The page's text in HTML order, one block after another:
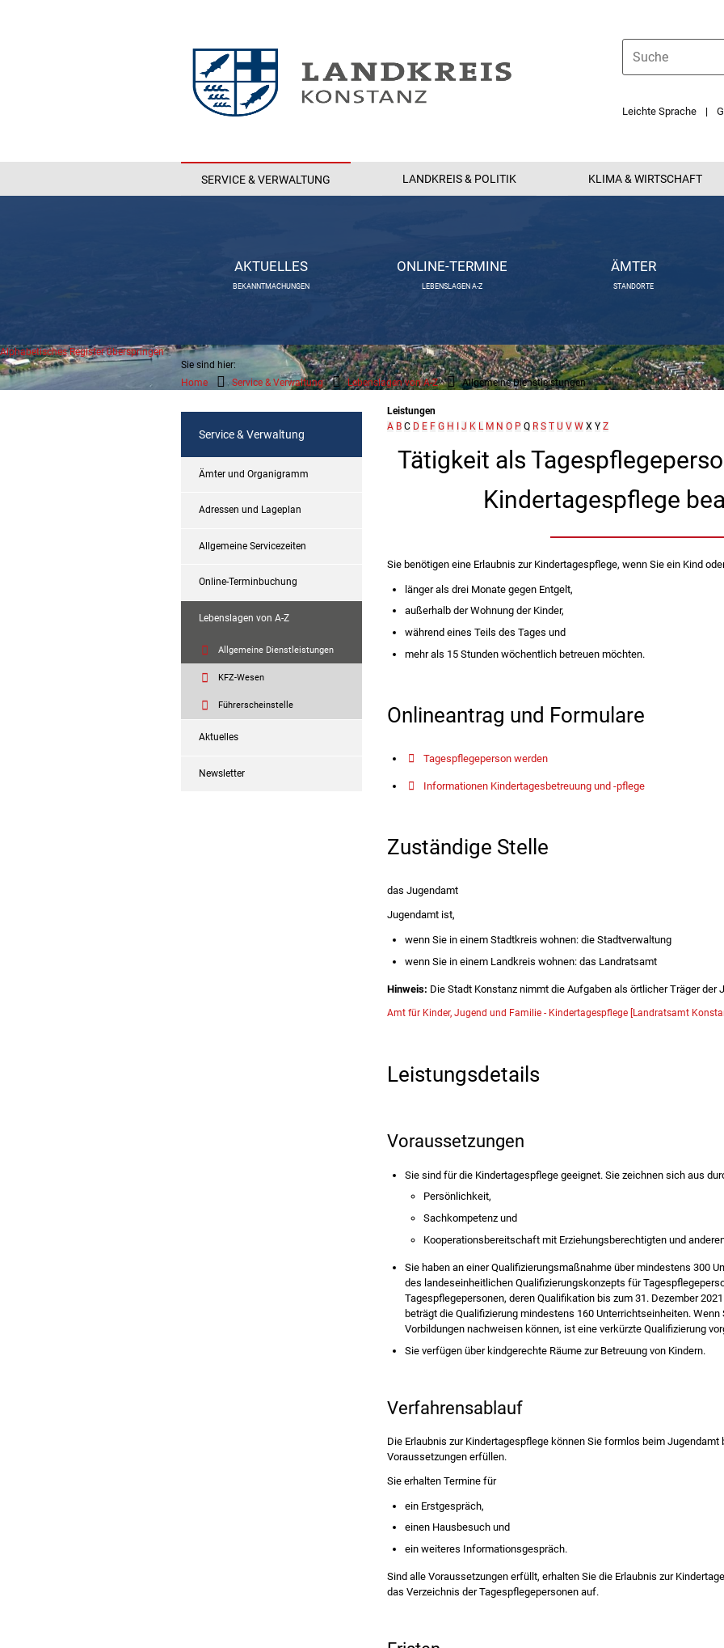
Leichte Sprache
SERVICE & VERWALTUNG LANDKREIS & POLITIK KLIMA & WIRTSCHAFT
AKTUELLES
BEKANNTMACHUNGEN
ONLINE-TERMINE
LEBENSLAGEN A-Z
ÄMTER
STANDORTE
Sie sind hier:
Home
Service & Verwaltung Lebenslagen von A-Z Allgemeine Dienstleistungen
Service & Verwaltung
Ämter und Organigramm
Adressen und Lageplan
Allgemeine Servicezeiten
Online-Terminbuchung
Lebenslagen von A-Z
Allgemeine Dienstleistungen
KFZ-Wesen
Führerscheinstelle
Aktuelles
Newsletter
Leistungen
Alphabetisches Register überspringen
A B C D E F G H I J K L M N O P Q R S T U V W X Y Z
Tätigkeit als
Kindertagespflege
Sie benötigen eine Erlaubnis zur Kindertagespflege, wenn Sie ein Kind
länger als drei Monate gegen Entgelt,
außerhalb der Wohnung der Kinder,
während eines Teils des Tages und
mehr als 15 Stunden wöchentlich betreuen möchten.
Onlineantrag und Formulare
Tagespflegeperson werden
Informationen Kindertagesbetreuung und -pflege
Zuständige Stelle
das Jugendamt
Jugendamt ist,
wenn Sie in einem Stadtkreis wohnen: die Stadtverwaltung
wenn Sie in einem Landkreis wohnen: das Landratsamt
Hinweis: Die Stadt Konstanz nimmt die Aufgaben als örtlicher Träger der
Amt für Kinder, Jugend und Familie - Kindertagespflege [Landratsamt
Leistungsdetails
Voraussetzungen
Sie sind für die Kindertagespflege geeignet. Sie zeichnen sich aus
Persönlichkeit,
Sachkompetenz und
Kooperationsbereitschaft mit Erziehungsberechtigten und
Sie haben an einer Qualifizierungsmaßnahme über mindestens 300
des landeseinheitlichen Qualifizierungskonzepts für
Tagespflegepersonen, deren Qualifikation bis zum 31. Dezember
beträgt die Qualifizierung mindestens 160 Unterrichtseinheiten.Wenn
Vorbildungen nachweisen können, ist eine verkürzte Qualifizierung
Sie verfügen über kindgerechte Räume zur Betreuung von Kindern.
Verfahrensablauf
Die Erlaubnis zur Kindertagespflege können Sie formlos beim Jugendamt
Voraussetzungen erfüllen.
Sie erhalten Termine für
ein Erstgespräch,
einen Hausbesuch und
ein weiteres Informationsgespräch.
Sind alle Voraussetzungen erfüllt, erhalten Sie die Erlaubnis zur
das Verzeichnis der Tagespflegepersonen auf.